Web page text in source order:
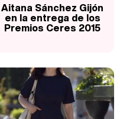
Aitana Sánchez Gijón
en la entrega de los
Premios Ceres 2015